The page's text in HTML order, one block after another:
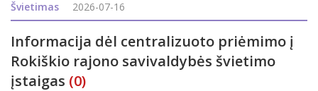
paskelbimo Roki&s
Švietimas 2026-07-16
Informacija dėl centralizuoto priėmimo į
Rokiškio rajono savivaldybės švietimo
įstaigas (0)